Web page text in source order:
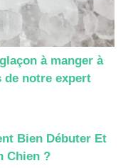
à manger à
de notre expert
Bien Débuter Et
Chien ?